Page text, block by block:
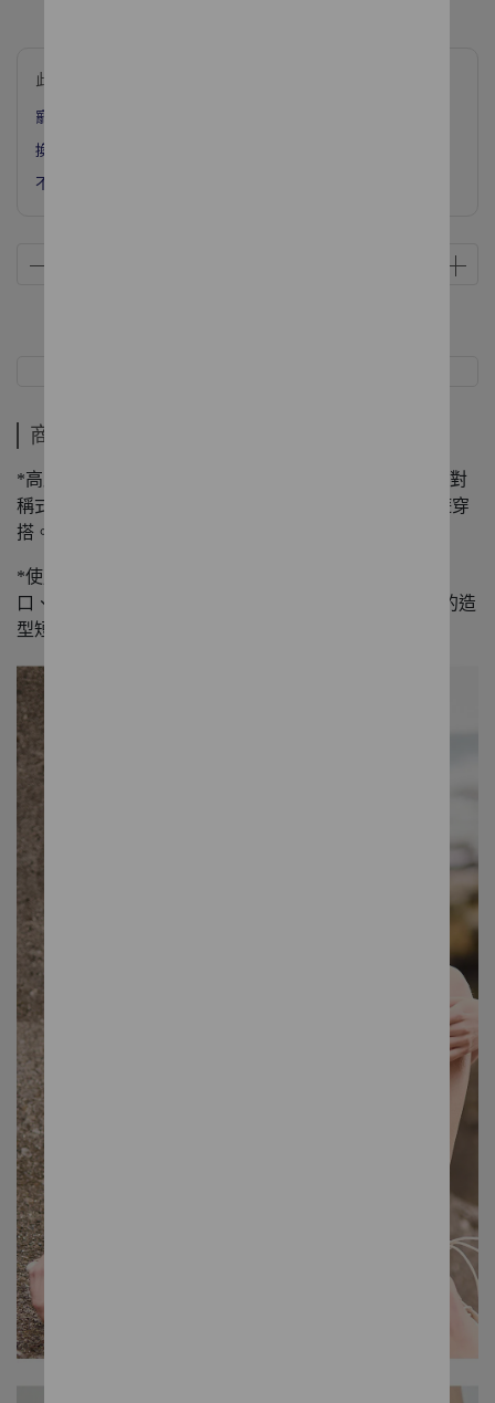
此商品參與的優惠活動
寵粉獨享7折
換季FINAL SALE! 春夏滿$3800現抵$600
不限金額下單 享網路獨家款加購價
商品介紹
*高腰版型剪裁，自然拉長腿部比例，修飾腹部線條，前對
稱式翻蓋口袋，裝飾兼具實用性，搭配棉T營造郊野旅遊穿
搭。
*使用日本進口素材，撞色車線勾勒輪廓，強化口袋、褲
口、腰頭線條，提升設計感與層次感，是一款銀穗特有的造
型短褲。